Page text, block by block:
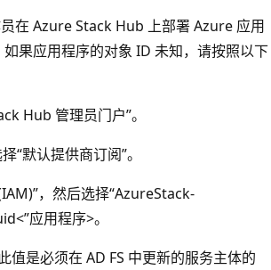
在 Azure Stack Hub 上部署 Azure 应用
果应用程序的对象 ID 未知，请按照以下
Hub 管理员门户”。
“默认提供商订阅”。
，然后选择“AzureStack-
应用程序>。
值是必须在 AD FS 中更新的服务主体的